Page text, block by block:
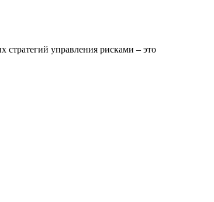
управления рисками – это